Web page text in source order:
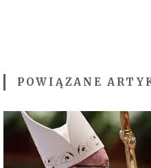
POWIĄZANE